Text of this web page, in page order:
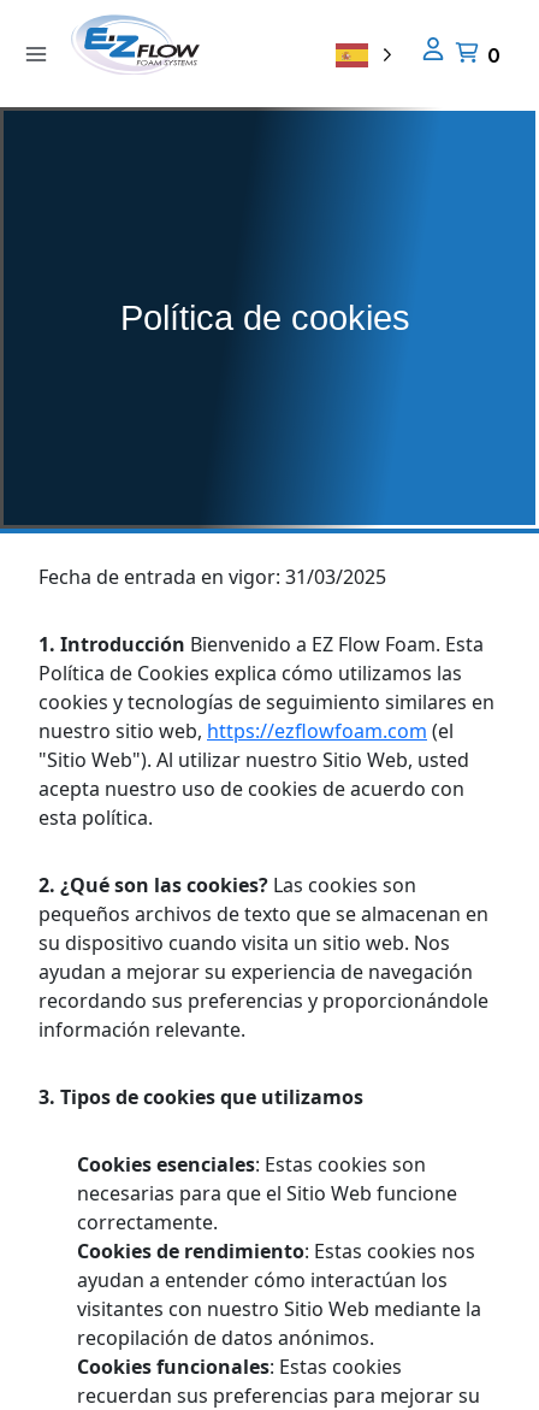
contenido
0
Política de cookies
Fecha de entrada en vigor: 31/03/2025
1. Introducción Bienvenido a EZ Flow Foam. Esta
Política de Cookies explica cómo utilizamos las
cookies y tecnologías de seguimiento similares en
nuestro sitio web, https://ezflowfoam.com (el
"Sitio Web"). Al utilizar nuestro Sitio Web, usted
acepta nuestro uso de cookies de acuerdo con
esta política.
2. ¿Qué son las cookies? Las cookies son
pequeños archivos de texto que se almacenan en
su dispositivo cuando visita un sitio web. Nos
ayudan a mejorar su experiencia de navegación
recordando sus preferencias y proporcionándole
información relevante.
3. Tipos de cookies que utilizamos
Cookies esenciales: Estas cookies son
necesarias para que el Sitio Web funcione
correctamente.
Cookies de rendimiento: Estas cookies nos
ayudan a entender cómo interactúan los
visitantes con nuestro Sitio Web mediante la
recopilación de datos anónimos.
Cookies funcionales: Estas cookies
recuerdan sus preferencias para mejorar su